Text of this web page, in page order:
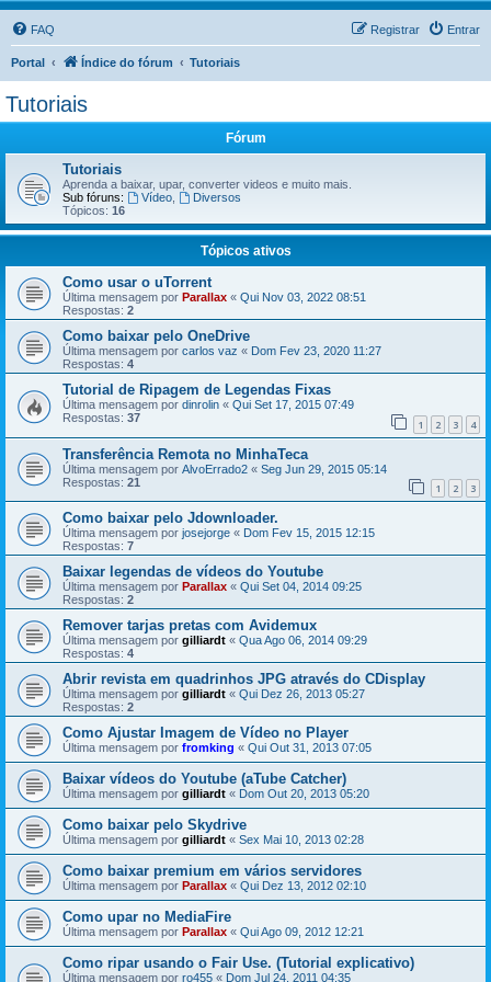
FAQ Entrar
Registrar
Portal Índice do fórum Tutoriais
Tutoriais
Fórum
Tutoriais
Aprenda a baixar, upar, converter videos e muito mais.
Sub fóruns:
Vídeo,
Diversos
Tópicos: 16
Tópicos ativos
Como usar o uTorrent
Última mensagem por Parallax « Qui Nov 03, 2022 08:51
Respostas: 2
Como baixar pelo OneDrive
Última mensagem por carlos vaz « Dom Fev 23, 2020 11:27
Respostas: 4
Tutorial de Ripagem de Legendas Fixas
Última mensagem por dinrolin « Qui Set 17, 2015 07:49
Respostas: 37 1 2 3 4
Transferência Remota no MinhaTeca
Última mensagem por AlvoErrado2 « Seg Jun 29, 2015 05:14
Respostas: 21 1 2 3
Como baixar pelo Jdownloader.
Última mensagem por josejorge « Dom Fev 15, 2015 12:15
Respostas: 7
Baixar legendas de vídeos do Youtube
Última mensagem por Parallax « Qui Set 04, 2014 09:25
Respostas: 2
Remover tarjas pretas com Avidemux
Última mensagem por gilliardt « Qua Ago 06, 2014 09:29
Respostas: 4
Abrir revista em quadrinhos JPG através do CDisplay
Última mensagem por gilliardt « Qui Dez 26, 2013 05:27
Respostas: 2
Como Ajustar Imagem de Vídeo no Player
Última mensagem por fromking « Qui Out 31, 2013 07:05
Baixar vídeos do Youtube (aTube Catcher)
Última mensagem por gilliardt « Dom Out 20, 2013 05:20
Como baixar pelo Skydrive
Última mensagem por gilliardt « Sex Mai 10, 2013 02:28
Como baixar premium em vários servidores
Última mensagem por Parallax « Qui Dez 13, 2012 02:10
Como upar no MediaFire
Última mensagem por Parallax « Qui Ago 09, 2012 12:21
Como ripar usando o Fair Use. (Tutorial explicativo)
Última mensagem por ro455 « Dom Jul 24, 2011 04:35